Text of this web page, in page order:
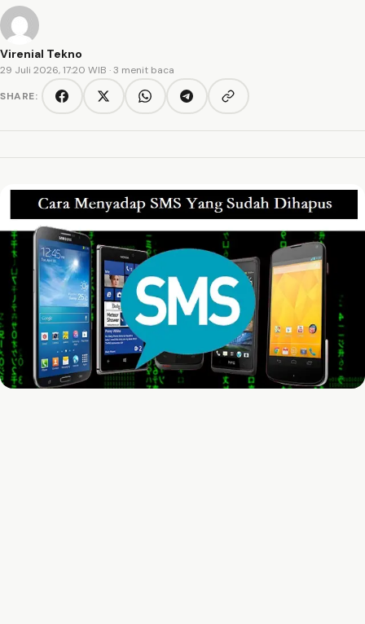
Virenial Tekno
29 Juli 2026, 17:20 WIB · 3 menit baca
SHARE:
FacebookTwitter/XWhatsAppTelegramCopy link